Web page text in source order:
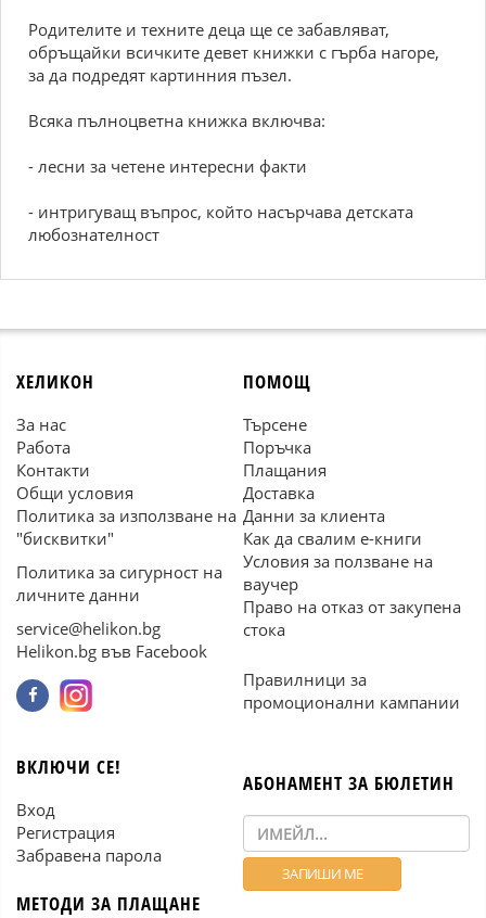
Родителите и техните деца ще се забавляват,
обръщайки всичките девет книжки с гърба нагоре,
за да подредят картинния пъзел.
Всяка пълноцветна книжка включва:
- лесни за четене интересни факти
- интригуващ въпрос, който насърчава детската
любознателност
ХЕЛИКОН
За нас
Работа
Контакти
Общи условия
Политика за използване на
"бисквитки"
Политика за сигурност на
личните данни
service@helikon.bg
Helikon.bg във Facebook
ПОМОЩ
Търсене
Поръчка
Плащания
Доставка
Данни за клиента
Как да свалим е-книги
Условия за ползване на
ваучер
Право на отказ от закупена
стока
Правилници за
промоционални кампании
ВКЛЮЧИ СЕ!
Вход
Регистрация
Забравена парола
МЕТОДИ ЗА ПЛАЩАНЕ
АБОНАМЕНТ ЗА БЮЛЕТИН